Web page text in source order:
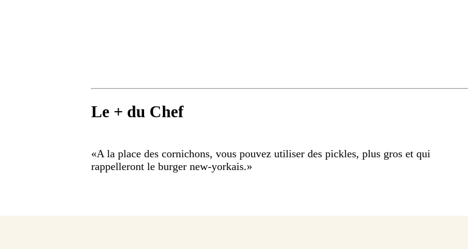
Le + du Chef
«A la place des cornichons, vous pouvez utiliser des pickles, plus gros et qui
rappelleront le burger new-yorkais.»